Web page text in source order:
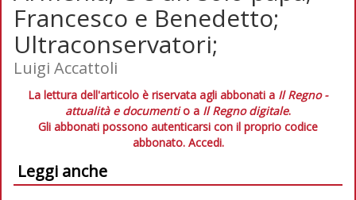
Francesco e Benedetto;
Ultraconservatori;
Luigi Accattoli
La lettura dell'articolo è riservata agli abbonati a Il Regno -
attualità e documentio a Il Regno digitale.
Gli abbonati possono autenticarsi con il proprio codice
abbonato. Accedi.
Leggi anche